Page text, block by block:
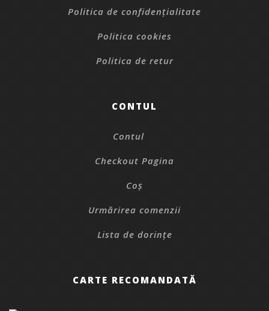
Politica de confidențialitate
Politica cookies
Politica de retur
CONTUL
Contul
Checkout Pagina
Coș
Urmărirea comenzii
Lista de dorințe
CARTE RECOMANDATĂ